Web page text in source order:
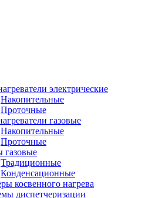
электрические
Накопительные
Проточные
газовые
Накопительные
Проточные
газовые
Традиционные
Конденсационные
косвенного нагрева
диспетчеризации